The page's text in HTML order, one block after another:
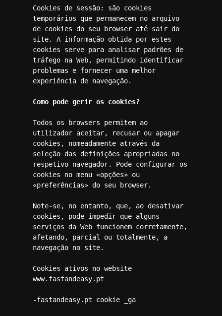
Cookies de sessão: são cookies
temporários que permanecem no arquivo
de cookies do seu browser até sair do
site. A informação obtida por estes
cookies serve para analisar padrões de
tráfego na Web, permitindo identificar
problemas e fornecer uma melhor
experiência de navegação.
Como pode gerir os cookies?
Todos os browsers permitem ao
utilizador aceitar, recusar ou apagar
cookies, nomeadamente através da
seleção das definições apropriadas no
respetivo navegador. Pode configurar os
cookies no menu «opções» ou
«preferências» do seu browser.
Note-se, no entanto, que, ao desativar
cookies, pode impedir que alguns
serviços da Web funcionem corretamente,
afetando, parcial ou totalmente, a
navegação no site.
Cookies ativos no website
www.fastandeasy.pt
-fastandeasy.pt cookie _ga